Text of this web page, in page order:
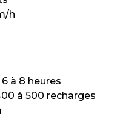
h
à 8 heures
à 500 recharges